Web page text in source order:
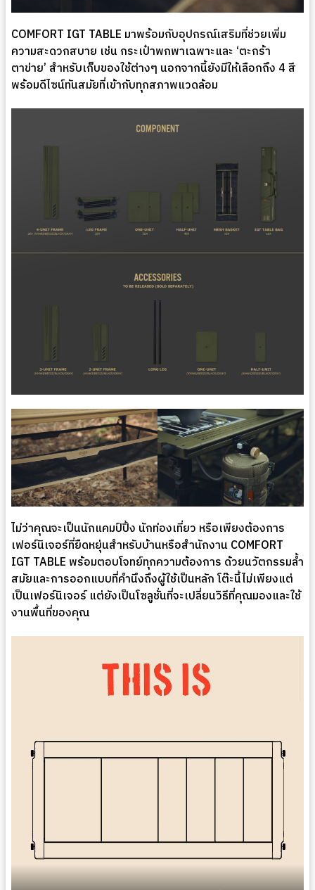
COMFORT IGT TABLE มาพร้อมกับอุปกรณ์เสริมที่ช่วยเพิ่ม
ความสะดวกสบาย เช่น กระเป๋าพกพาเฉพาะและ ‘ตะกร้า
ตาข่าย’ สำหรับเก็บของใช้ต่างๆ นอกจากนี้ยังมีให้เลือกถึง 4 สี
พร้อมดีไซน์ทันสมัยที่เข้ากับทุกสภาพแวดล้อม
ไม่ว่าคุณจะเป็นนักแคมป์ปิ้ง นักท่องเที่ยว หรือเพียงต้องการ
เฟอร์นิเจอร์ที่ยืดหยุ่นสำหรับบ้านหรือสำนักงาน COMFORT
IGT TABLE พร้อมตอบโจทย์ทุกความต้องการ ด้วยนวัตกรรมล้ำ
สมัยและการออกแบบที่คำนึงถึงผู้ใช้เป็นหลัก โต๊ะนี้ไม่เพียงแต่
เป็นเฟอร์นิเจอร์ แต่ยังเป็นโซลูชั่นที่จะเปลี่ยนวิธีที่คุณมองและใช้
งานพื้นที่ของคุณ